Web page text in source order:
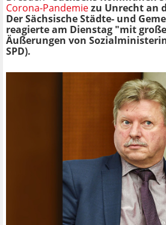
Corona-Pandemiezu Unrecht an
Der Sächsische Städte- und
reagierte am Dienstag "mit
Äußerungen von
SPD).